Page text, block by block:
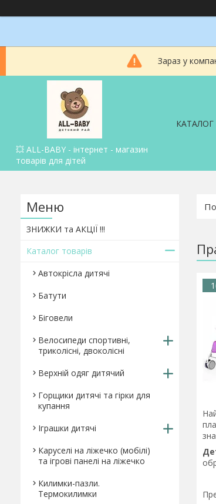
Зараз у
💥 ALL-BABY - інтернет - магазин
товарів для дітей
ЗНИЖКИ та АКЦІЇ !!!
Каталог товарів
Автокрісла дитячі
Батути
Біговели
Велосипеди спортивні,
триколісні, двоколісні
Верхній одяг дитячий
Горщики дитячі та гірки для
купання
Іграшки дитячі
Каруселі на ліжечко (мобілі)
та ігрові панелі на ліжечко
Килимки-пазли.
Термокилимки